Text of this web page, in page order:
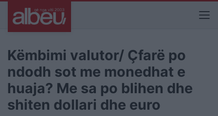
Këmbimi valutor/ Çfarë po
ndodh sot me monedhat e
huaja? Me sa po blihen dhe
shiten dollari dhe euro